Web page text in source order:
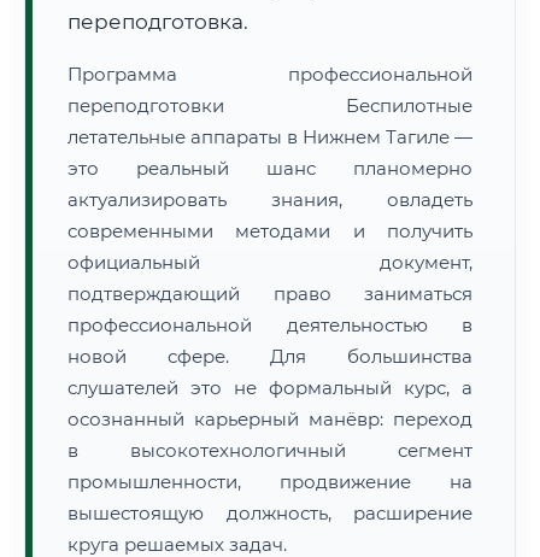
переподготовка.
Программа профессиональной
переподготовки Беспилотные
летательные аппараты в Нижнем Тагиле —
это реальный шанс планомерно
актуализировать знания, овладеть
современными методами и получить
официальный документ,
подтверждающий право заниматься
профессиональной деятельностью в
новой сфере. Для большинства
слушателей это не формальный курс, а
осознанный карьерный манёвр: переход
в высокотехнологичный сегмент
промышленности, продвижение на
вышестоящую должность, расширение
круга решаемых задач.